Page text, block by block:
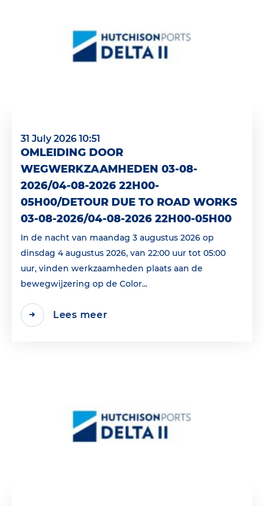
31 July 2026 10:51
OMLEIDING DOOR
WEGWERKZAAMHEDEN 03-08-
2026/04-08-2026 22H00-
05H00/DETOUR DUE TO ROAD WORKS
03-08-2026/04-08-2026 22H00-05H00
In de nacht van maandag 3 augustus 2026 op
dinsdag 4 augustus 2026, van 22:00 uur tot 05:00
uur, vinden werkzaamheden plaats aan de
bewegwijzering op de Color...
Lees meer